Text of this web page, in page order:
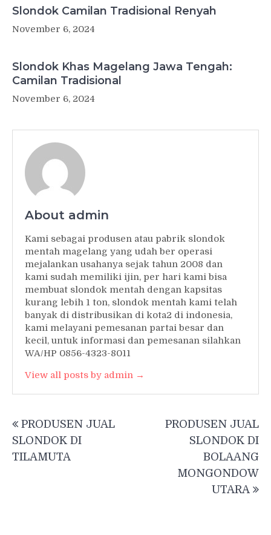
Slondok Camilan Tradisional Renyah
November 6, 2024
Slondok Khas Magelang Jawa Tengah:
Camilan Tradisional
November 6, 2024
About admin
Kami sebagai produsen atau pabrik slondok
mentah magelang yang udah ber operasi
mejalankan usahanya sejak tahun 2008 dan
kami sudah memiliki ijin, per hari kami bisa
membuat slondok mentah dengan kapsitas
kurang lebih 1 ton, slondok mentah kami telah
banyak di distribusikan di kota2 di indonesia,
kami melayani pemesanan partai besar dan
kecil, untuk informasi dan pemesanan silahkan
WA/HP 0856-4323-8011
View all posts by admin →
navigation
PRODUSEN JUAL
SLONDOK DI
TILAMUTA
PRODUSEN JUAL
SLONDOK DI
BOLAANG
MONGONDOW
UTARA